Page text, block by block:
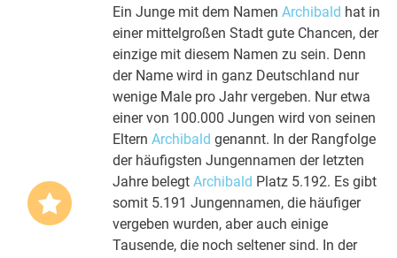
Ein Junge mit dem Namen Archibald hat in
einer mittelgroßen Stadt gute Chancen, der
einzige mit diesem Namen zu sein. Denn
der Name wird in ganz Deutschland nur
wenige Male pro Jahr vergeben. Nur etwa
einer von 100.000 Jungen wird von seinen
Eltern Archibald genannt. In der Rangfolge
der häufigsten Jungennamen der letzten
Jahre belegt Archibald Platz 5.192. Es gibt
somit 5.191 Jungennamen, die häufiger
vergeben wurden, aber auch einige
Tausende, die noch seltener sind. In der